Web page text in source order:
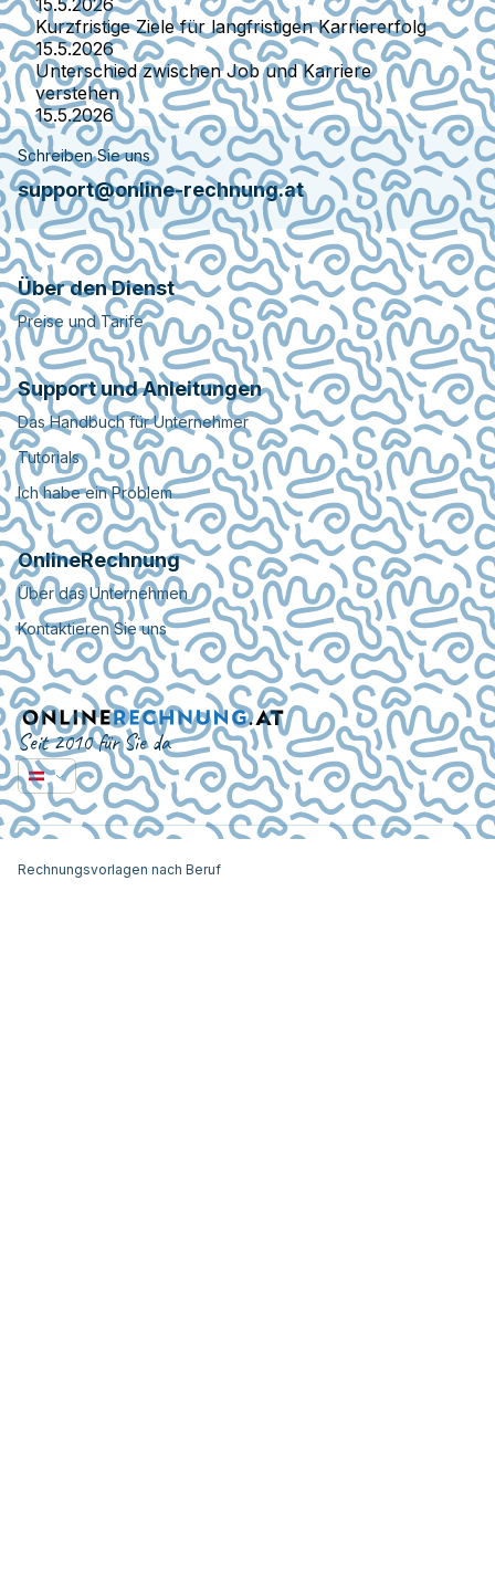
15.5.2026
Kurzfristige Ziele für langfristigen Karriererfolg
15.5.2026
Unterschied zwischen Job und Karriere
verstehen
15.5.2026
Schreiben Sie uns
support@online-rechnung.at
Über den Dienst
Preise und Tarife
Support und Anleitungen
Das Handbuch für Unternehmer
Tutorials
Ich habe ein Problem
OnlineRechnung
Über das Unternehmen
Kontaktieren Sie uns
Seit 2010 für Sie da
Rechnungsvorlagen nach Beruf